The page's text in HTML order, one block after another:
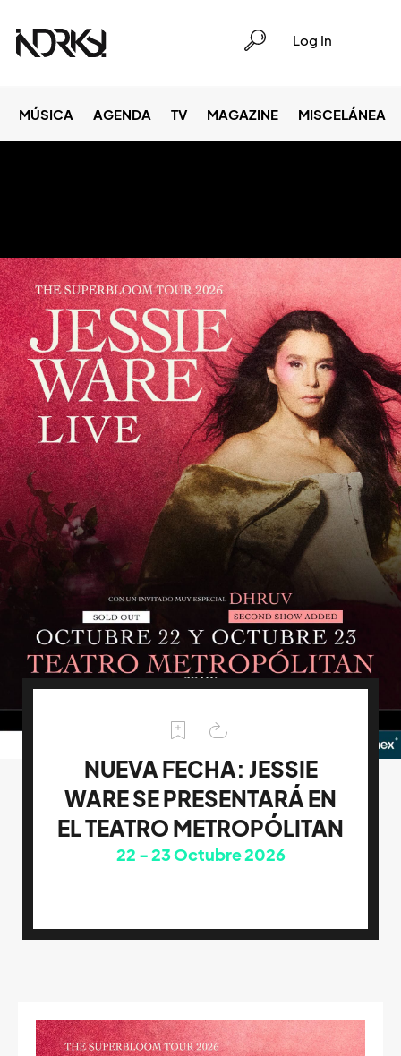
Log In
MÚSICA AGENDA TV MAGAZINE MISCELÁNEA
NUEVA FECHA: JESSIE
WARE SE PRESENTARÁ EN
EL TEATRO METROPÓLITAN
22 23Octubre 2026